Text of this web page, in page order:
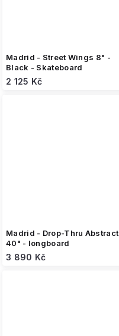
Madrid - Street Wings 8" -
Black - Skateboard
2 125 Kč
Madrid - Drop-Thru Abstract
40" - longboard
3 890 Kč